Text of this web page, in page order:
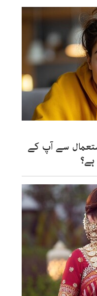
سے آپ کے
ہے؟